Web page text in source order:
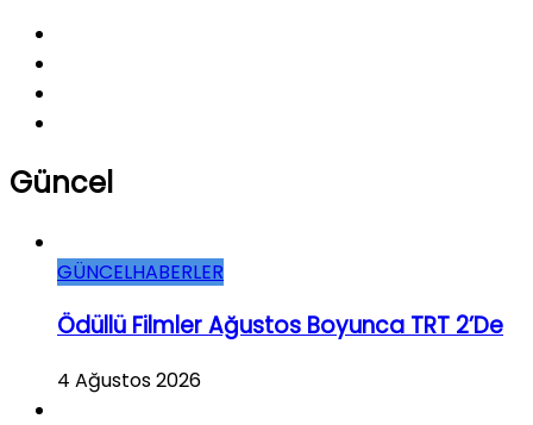
Güncel
GÜNCELHABERLER
Ödüllü Filmler Ağustos Boyunca TRT 2’de
4 Ağustos 2026